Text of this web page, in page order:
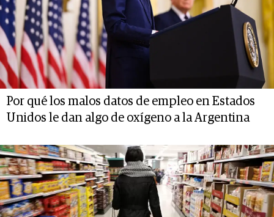
Por qué los malos datos de empleo en Estados
Unidos le dan algo de oxígeno a la Argentina